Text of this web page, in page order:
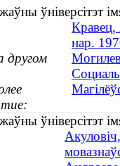
Кравец,
нар.